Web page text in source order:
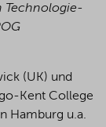
Technologie-
(UK) und
Kent College
Hamburg u.a.